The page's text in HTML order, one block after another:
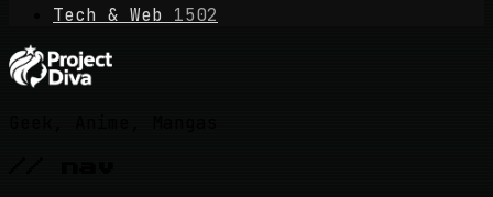
Tech & Web 1502